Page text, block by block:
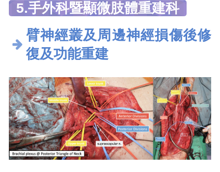
5.手外科暨顯微肢體重建科
臂神經叢及周邊神經損傷後修
復及功能重建